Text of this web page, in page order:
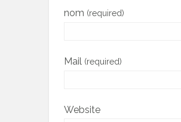
nom (required)
Mail (required)
Website